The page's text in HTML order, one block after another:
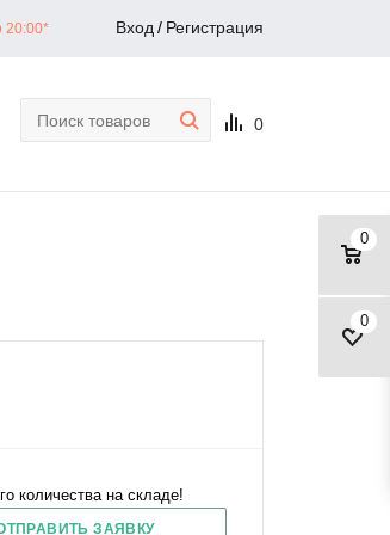
20:00* Вход / Регистрация
0
0
0
количества на складе!
ЗАЯВКУ